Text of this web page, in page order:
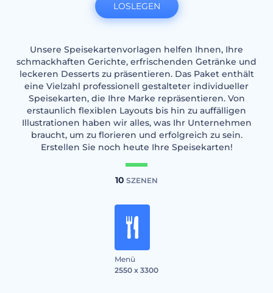
Unsere Speisekartenvorlagen helfen Ihnen, Ihre
schmackhaften Gerichte, erfrischenden Getränke und
leckeren Desserts zu präsentieren. Das Paket enthält
eine Vielzahl professionell gestalteter individueller
Speisekarten, die Ihre Marke repräsentieren. Von
erstaunlich flexiblen Layouts bis hin zu auffälligen
Illustrationen haben wir alles, was Ihr Unternehmen
braucht, um zu florieren und erfolgreich zu sein.
Erstellen Sie noch heute Ihre Speisekarten!
10 SZENEN
Menü
2550 x 3300
LOSLEGEN